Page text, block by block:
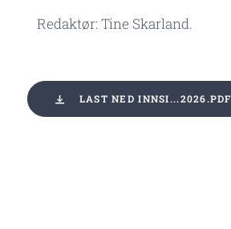
Redaktør: Tine Skarland.
LAST NED INNSI...2026.PDF